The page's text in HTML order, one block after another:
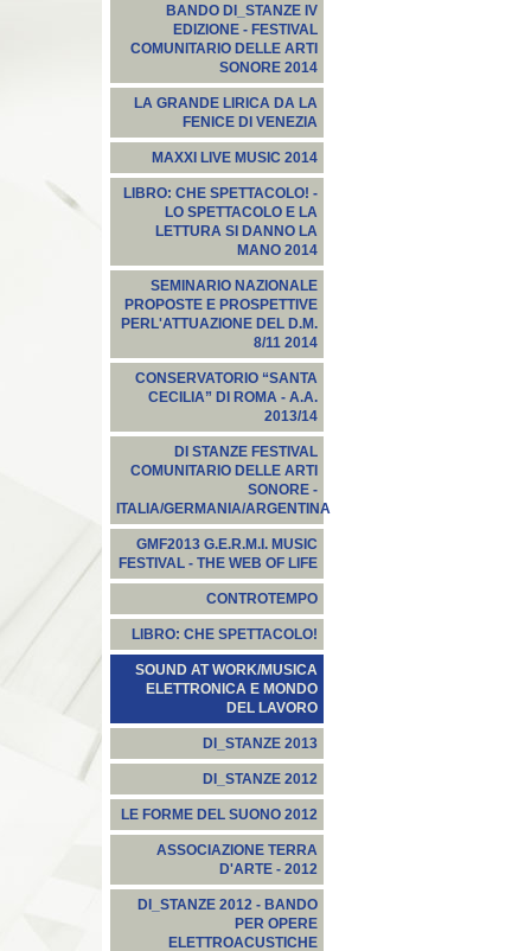
BANDO DI_STANZE IV
EDIZIONE - FESTIVAL
COMUNITARIO DELLE ARTI
SONORE 2014
LA GRANDE LIRICA DA LA
FENICE DI VENEZIA
MAXXI LIVE MUSIC 2014
LIBRO: CHE SPETTACOLO! -
LO SPETTACOLO E LA
LETTURA SI DANNO LA
MANO 2014
SEMINARIO NAZIONALE
PROPOSTE E PROSPETTIVE
PERL'ATTUAZIONE DEL D.M.
8/11 2014
CONSERVATORIO “SANTA
CECILIA” DI ROMA - A.A.
2013/14
DI STANZE FESTIVAL
COMUNITARIO DELLE ARTI
SONORE -
ITALIA/GERMANIA/ARGENTINA
GMF2013 G.E.R.M.I. MUSIC
FESTIVAL - THE WEB OF LIFE
CONTROTEMPO
LIBRO: CHE SPETTACOLO!
SOUND AT WORK/MUSICA
ELETTRONICA E MONDO
DEL LAVORO
DI_STANZE 2013
DI_STANZE 2012
LE FORME DEL SUONO 2012
ASSOCIAZIONE TERRA
D'ARTE - 2012
DI_STANZE 2012 - BANDO
PER OPERE
ELETTROACUSTICHE